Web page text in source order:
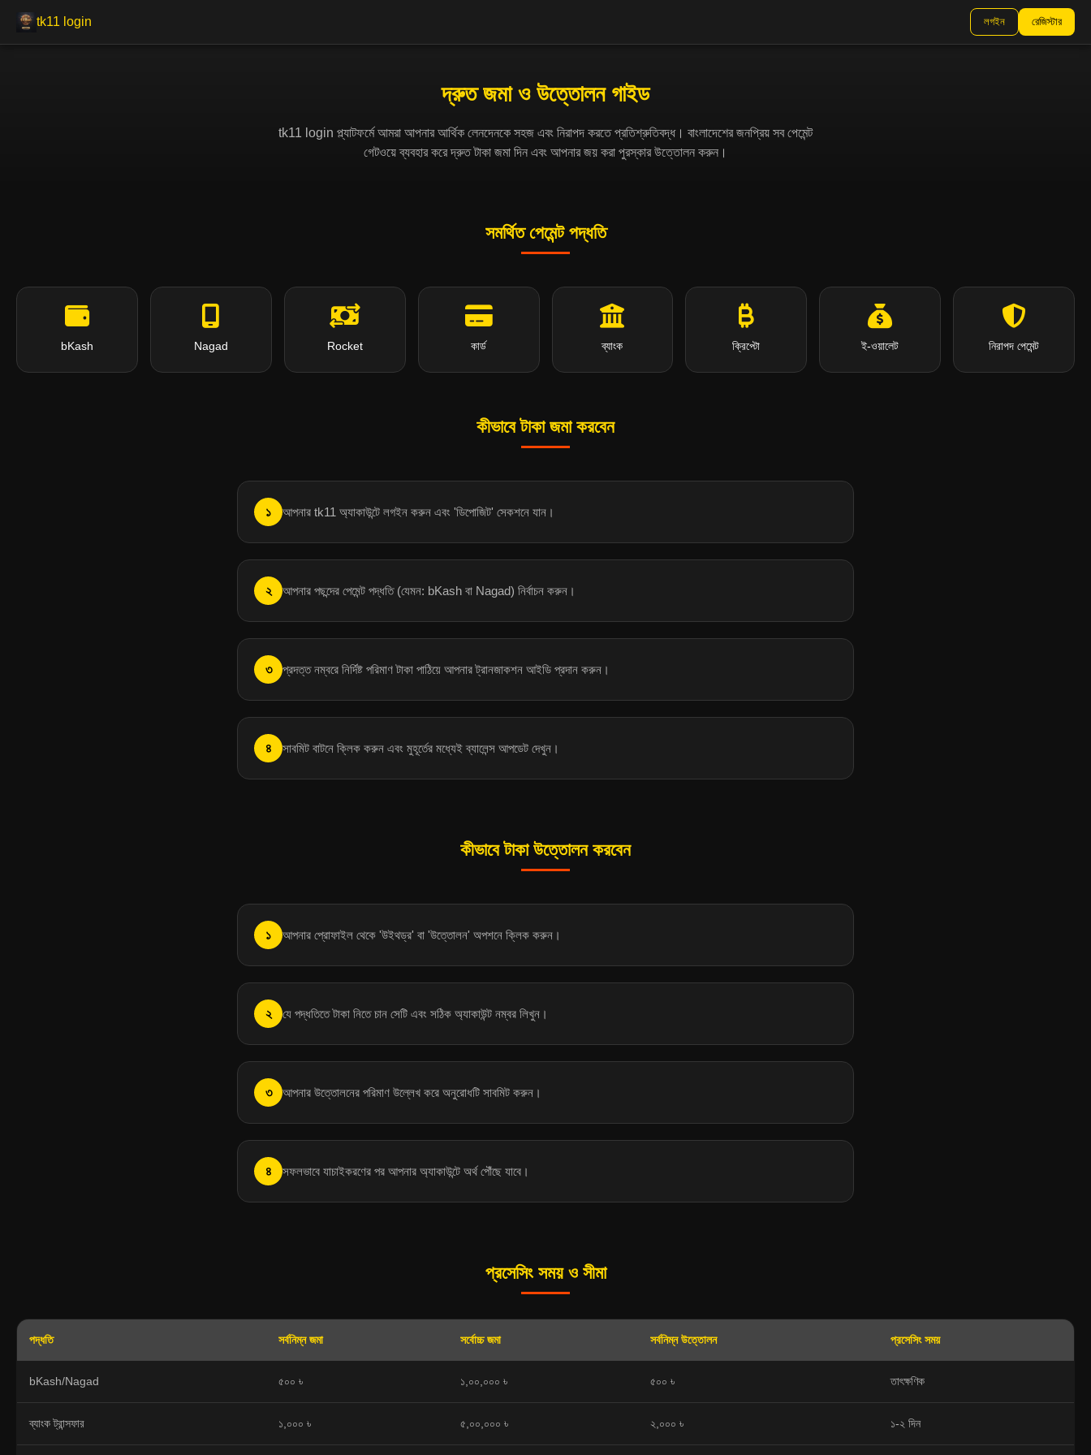
tk11 login লগইন রেজিস্টার
দ্রুত জমা ও উত্তোলন গাইড
tk11 login প্ল্যাটফর্মে আমরা আপনার আর্থিক লেনদেনকে সহজ এবং নিরাপদ করতে প্রতিশ্রুতিবদ্ধ। বাংলাদেশের জনপ্রিয় সব পেমেন্ট
গেটওয়ে ব্যবহার করে দ্রুত টাকা জমা দিন এবং আপনার জয় করা পুরস্কার উত্তোলন করুন।
সমর্থিত পেমেন্ট পদ্ধতি
bKash Nagad Rocket কার্ড ব্যাংক ক্রিপ্টো ই-ওয়ালেট নিরাপদ পেমেন্ট
কীভাবে টাকা জমা করবেন
১ আপনার tk11 অ্যাকাউন্টে লগইন করুন এবং 'ডিপোজিট' সেকশনে যান।
২ আপনার পছন্দের পেমেন্ট পদ্ধতি (যেমন: bKash বা Nagad) নির্বাচন করুন।
৩ প্রদত্ত নম্বরে নির্দিষ্ট পরিমাণ টাকা পাঠিয়ে আপনার ট্রানজাকশন আইডি প্রদান করুন।
৪ সাবমিট বাটনে ক্লিক করুন এবং মুহূর্তের মধ্যেই ব্যালেন্স আপডেট দেখুন।
কীভাবে টাকা উত্তোলন করবেন
১ আপনার প্রোফাইল থেকে 'উইথড্র' বা 'উত্তোলন' অপশনে ক্লিক করুন।
২ যে পদ্ধতিতে টাকা নিতে চান সেটি এবং সঠিক অ্যাকাউন্ট নম্বর লিখুন।
৩ আপনার উত্তোলনের পরিমাণ উল্লেখ করে অনুরোধটি সাবমিট করুন।
৪ সফলভাবে যাচাইকরণের পর আপনার অ্যাকাউন্টে অর্থ পৌঁছে যাবে।
প্রসেসিং সময় ও সীমা
পদ্ধতি সর্বনিম্ন জমা সর্বোচ্চ জমা সর্বনিম্ন উত্তোলন প্রসেসিং সময়
bKash/Nagad ৫০০ ৳ ১,০০,০০০ ৳ ৫০০ ৳ তাৎক্ষণিক
ব্যাংক ট্রান্সফার ১,০০০ ৳ ৫,০০,০০০ ৳ ২,০০০ ৳ ১-২ দিন